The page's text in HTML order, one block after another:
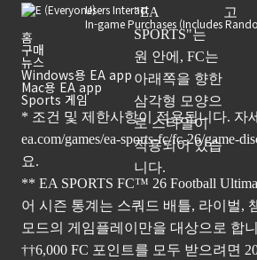
Users Interact
In-game Purchases (Includes
홈
구매
뉴스
Windows용 EA app
Mac용 EA app
Sports 게임
* 조건 및 제한사항이 적용됩니다. 자
ea.com/games/ea-sports-fc/fc-26/game-
요.
** EA SPORTS FC™ 26 Football
어 시즌 통계는 스쿼드 배틀, 라이벌,
모드의 게임플레이만을 대상으로 합
††6,000 FC 포인트를 모두 받으려면